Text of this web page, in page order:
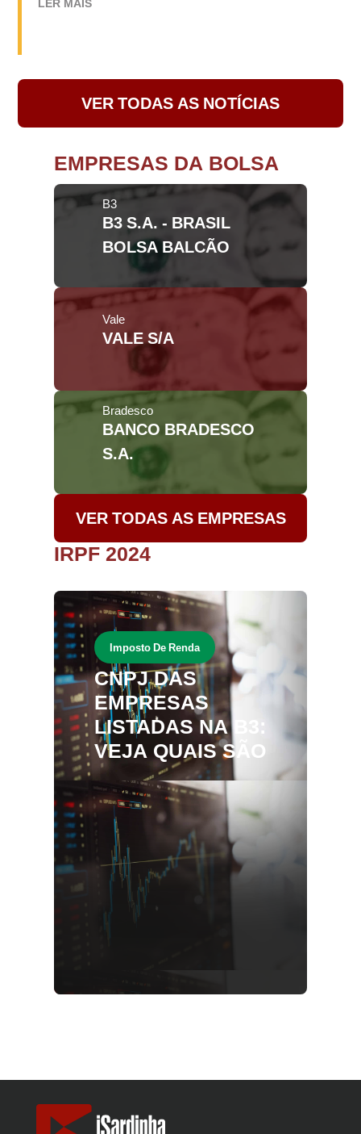
LER MAIS
VER TODAS AS NOTÍCIAS
EMPRESAS DA BOLSA
B3
B3 S.A. - BRASIL
BOLSA BALCÃO
Vale
VALE S/A
Bradesco
BANCO BRADESCO
S.A.
VER TODAS AS EMPRESAS
IRPF 2024
Imposto De Renda
CNPJ DAS
EMPRESAS
LISTADAS NA B3:
VEJA QUAIS SÃO